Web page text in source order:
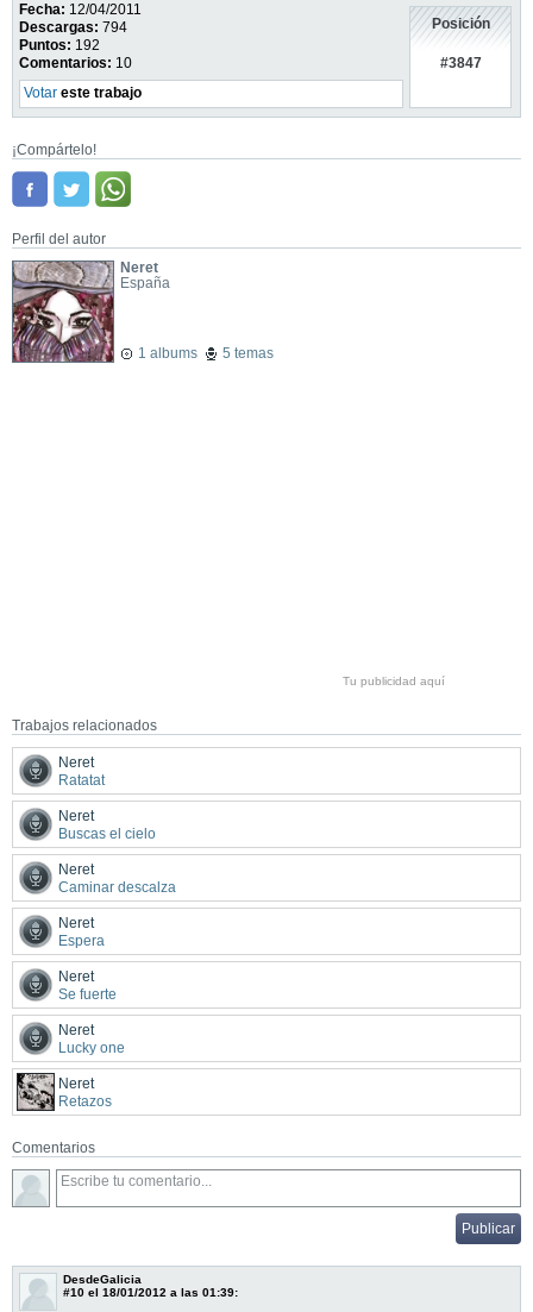
Fecha: 12/04/2011
Descargas: 794
Puntos: 192
Comentarios: 10
Votar este trabajo
Posición
#3847
¡Compártelo!
Perfil del autor
Neret
España
1 albums 5 temas
Tu publicidad aquí
Trabajos relacionados
Neret
Ratatat
Neret
Buscas el cielo
Neret
Caminar descalza
Neret
Espera
Neret
Se fuerte
Neret
Lucky one
Neret
Retazos
Comentarios
DesdeGalicia
#10 el 18/01/2012 a las 01:39: